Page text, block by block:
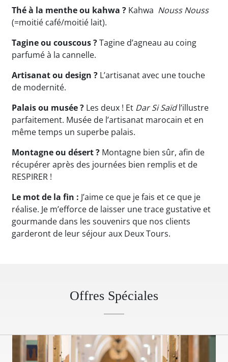
Thé à la menthe ou kahwa ? Kahwa Nouss Nouss
(=moitié café/moitié lait).
Tagine ou couscous ?Tagine d’agneau au coing
parfumé à la cannelle.
Artisanat ou design ? L’artisanat avec une touche
de modernité.
Palais ou musée ? Les deux ! Et Dar Si Saïdl’illustre
parfaitement. Musée de l’artisanat marocain et en
même temps un superbe palais.
Montagne ou désert ? Montagne bien sûr, afin de
récupérer après des journées bien remplis et de
RESPIRER !
Le mot de la fin : J’aime ce que je fais et ce que je
réalise. Je m’efforce de laisser une trace gustative et
gourmande dans les souvenirs que nos clients
garderont de leur séjour aux Deux Tours.
Offres Spéciales